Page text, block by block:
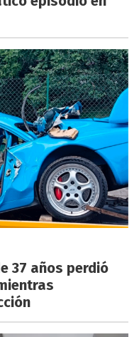
37 años perdió